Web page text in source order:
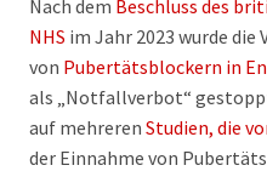
Nach dem Beschluss des
NHS im Jahr 2023 wurde die
von Pubertätsblockern in
als „Notfallverbot“
auf mehreren Studien, die
der Einnahme von